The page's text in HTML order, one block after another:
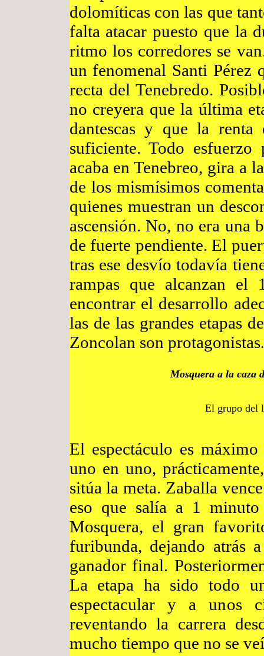
dolomíticas con las que
falta atacar puesto que la
ritmo los corredores se
un fenomenal Santi Pérez
recta del Tenebredo.
no creyera que la última
dantescas y que la
suficiente. Todo
acaba en Tenebreo, gira a
de los mismísimos
quienes muestran un
ascensión. No, no era una
de fuerte pendiente. El
tras ese desvío todavía
rampas que alcanzan el
encontrar el desarrollo
las de las grandes etapas
Zoncolan son protagonistas.
Mosquera a la caza
El grupo del
El espectáculo es
uno en uno,
sitúa la meta. Zaballa
eso que salía a 1
Mosquera, el gran
furibunda, dejando atrás
ganador final.
La etapa ha sido todo
espectacular y a unos
reventando la carrera
mucho tiempo que no se